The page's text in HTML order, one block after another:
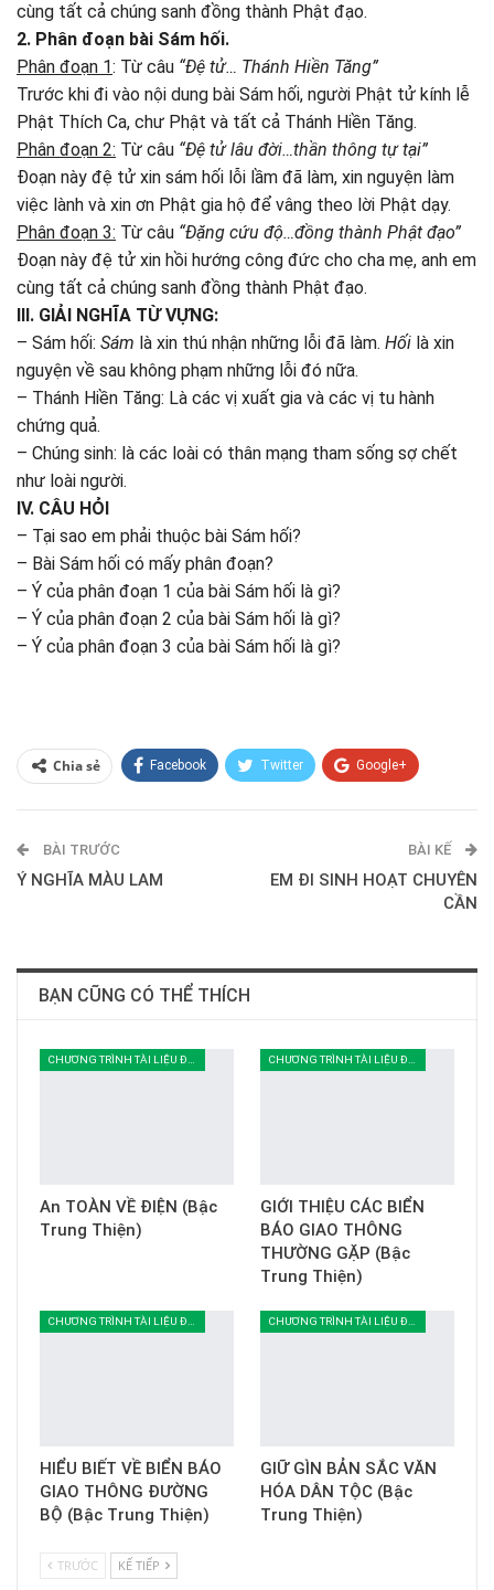
cùng tất cả chúng sanh đồng thành Phật đạo.
2. Phân đoạn bài Sám hối.
Phân đoạn 1: Từ câu “Đệ tử… Thánh Hiền Tăng”
Trước khi đi vào nội dung bài Sám hối, người Phật tử kính lễ
Phật Thích Ca, chư Phật và tất cả Thánh Hiền Tăng.
Phân đoạn 2: Từ câu “Đệ tử lâu đời…thần thông tự tại”
Đoạn này đệ tử xin sám hối lỗi lầm đã làm, xin nguyện làm
việc lành và xin ơn Phật gia hộ để vâng theo lời Phật dạy.
Phân đoạn 3: Từ câu “Đặng cứu độ…đồng thành Phật đạo”
Đoạn này đệ tử xin hồi hướng công đức cho cha mẹ, anh em
cùng tất cả chúng sanh đồng thành Phật đạo.
III. GIẢI NGHĨA TỪ VỰNG:
– Sám hối: Sám là xin thú nhận những lỗi đã làm. Hối là xin
nguyện về sau không phạm những lỗi đó nữa.
– Thánh Hiền Tăng: Là các vị xuất gia và các vị tu hành
chứng quả.
– Chúng sinh: là các loài có thân mạng tham sống sợ chết
như loài người.
IV. CÂU HỎI
– Tại sao em phải thuộc bài Sám hối?
– Bài Sám hối có mấy phân đoạn?
– Ý của phân đoạn 1 của bài Sám hối là gì?
– Ý của phân đoạn 2 của bài Sám hối là gì?
– Ý của phân đoạn 3 của bài Sám hối là gì?
Chia sẻ Facebook Twitter Google+
E-mail
BÀI TRƯỚC
Ý NGHĨA MÀU LAM
BÀI KẾ
EM ĐI SINH HOẠT CHUYÊN
CẦN
BẠN CŨNG CÓ THỂ THÍCH
An TOÀN VỀ ĐIỆN (Bậc
Trung Thiện)
GIỚI THIỆU CÁC BIỂN
BÁO GIAO THÔNG
THƯỜNG GẶP (Bậc
Trung Thiện)
HIỂU BIẾT VỀ BIỂN BÁO
GIAO THÔNG ĐƯỜNG
BỘ (Bậc Trung Thiện)
GIỮ GÌN BẢN SẮC VĂN
HÓA DÂN TỘC (Bậc
Trung Thiện)
TRƯỚC KẾ TIẾP